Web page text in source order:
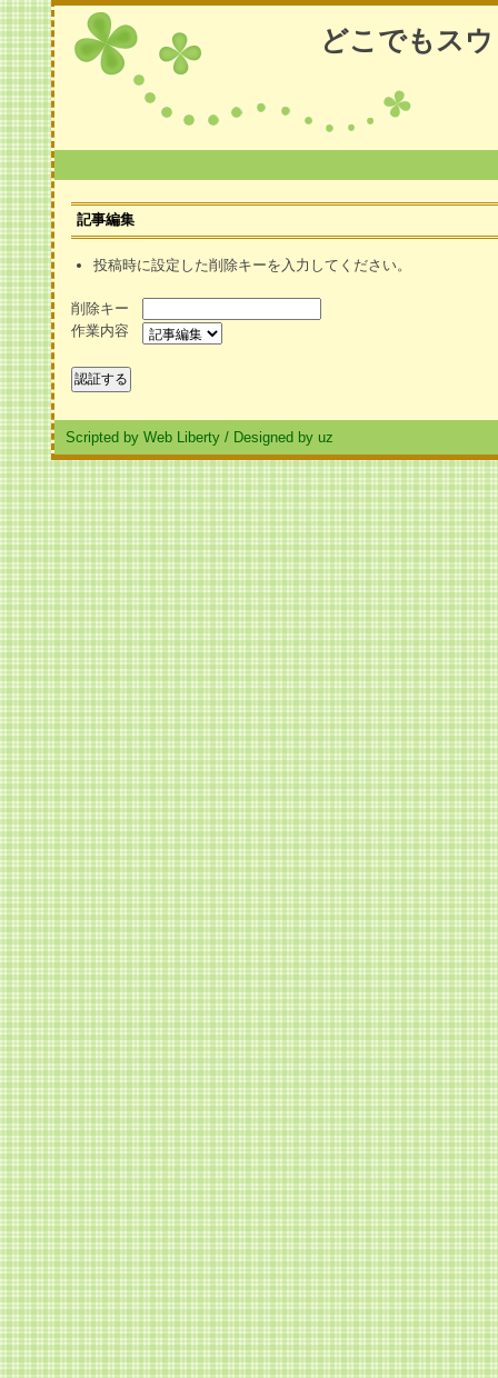
どこでもス
記事編集
投稿時に設定した削除キーを入力してください。
削除キー
作業内容
Scripted by Web Liberty / Designed by uz